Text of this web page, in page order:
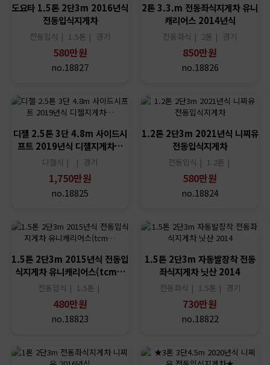
도요타 1.5톤 2단3m 2016년식
전동입식지게차
전동입식 | 1.5톤 | 경기
580만원
no.18827
2톤 3.3.m 전동좌식지게차 유니
캐리어스 2014년식
전동좌식 | 2톤 | 경기
850만원
no.18826
디젤 2.5톤 3단 4.8m 사이드시
프트 2019년식 디젤지게차…
디젤식 | | 경기
1,750만원
no.18825
1.2톤 2단3m 2021년식 니찌유
전동입식지게차
전동입식 | 1.2톤 |
580만원
no.18824
1.5톤 2단3m 2015년식 전동입
식지게차 유니캐리어스(tcm…
전동입식 | 1.5톤 |
480만원
no.18823
1.5톤 2단3m 자동발장착 전동
좌식지게차 닛산 2014
전동좌식 | 1.5톤 | 경기
730만원
no.18822